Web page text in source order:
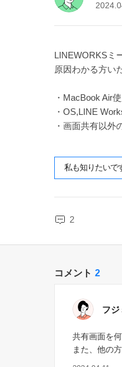
LINEWORKSミ
原因わかる方い
・MacBook Air
・OS,LINE
・画面共有以外
私も知りたいで
2
コメント 2
フジ
共有画面を
また、他の